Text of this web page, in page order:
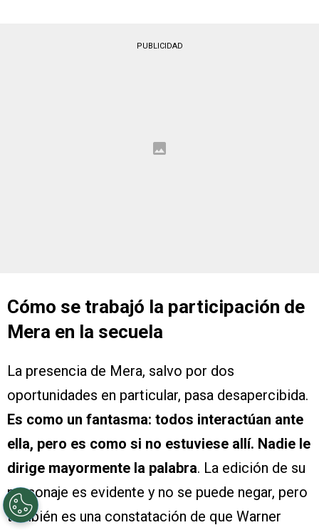
PUBLICIDAD
Cómo se trabajó la participación de
Mera en la secuela
La presencia de Mera, salvo por dos
oportunidades en particular, pasa desapercibida.
Es como un fantasma: todos interactúan ante
ella, pero es como si no estuviese allí. Nadie le
dirige mayormente la palabra. La edición de su
personaje es evidente y no se puede negar, pero
también es una constatación de que Warner